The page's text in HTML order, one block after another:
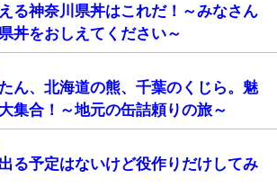
る神奈川県丼はこれだ！～みなさん
丼をおしえてください～
ん、北海道の熊、千葉のくじら。魅
集合！～地元の缶詰頼りの旅～
る予定はないけど役作りだけしてみ